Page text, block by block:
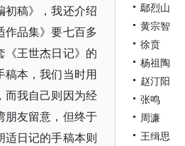
初稿》，我还介绍
作品集》要七百多
《王世杰日记》的
稿本，我们当时用
而我自己则因为经
朋友留意，但终于
适日记的手稿本则
鄢烈山
黄宗智
徐贲
杨祖陶
赵汀阳
张鸣
周濂
王缉思